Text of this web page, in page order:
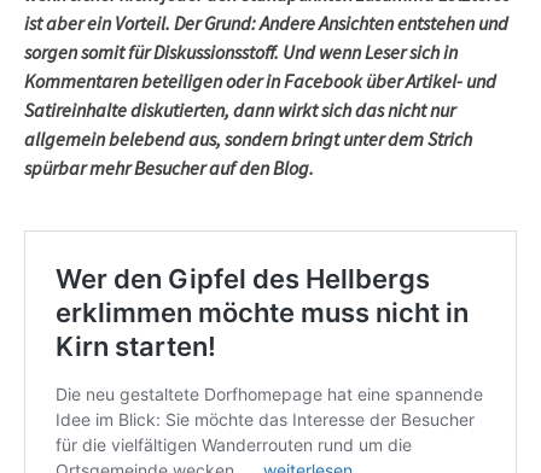
ist aber ein Vorteil. Der Grund: Andere Ansichten entstehen und
sorgen somit für Diskussionsstoff. Und wenn Leser sich in
Kommentaren beteiligen oder in Facebook über Artikel- und
Satireinhalte diskutierten, dann wirkt sich das nicht nur
allgemein belebend aus, sondern bringt unter dem Strich
spürbar mehr Besucher auf den Blog.